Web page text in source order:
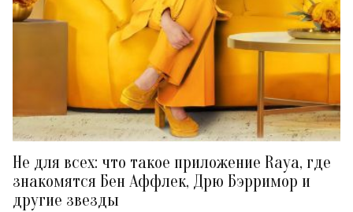
Не для всех: что такое приложение Raya, где
знакомятся Бен Аффлек, Дрю Бэрримор и
другие звезды